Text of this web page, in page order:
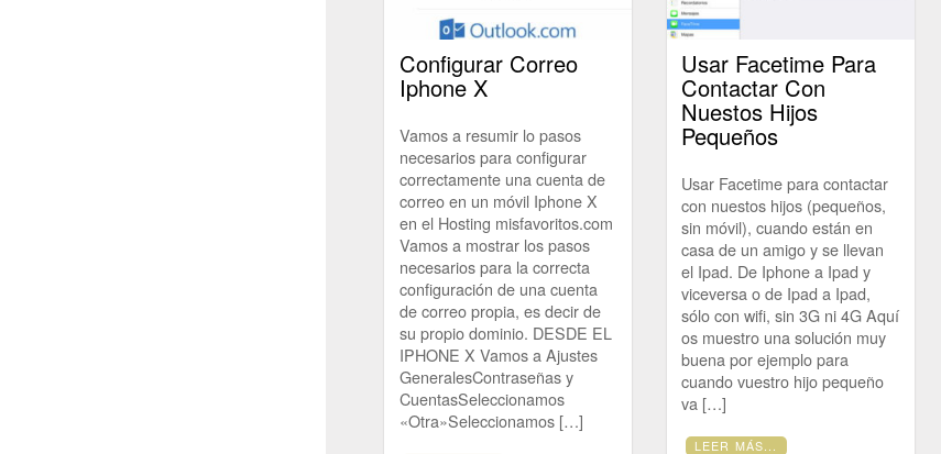
Configurar Correo
Iphone X
Vamos a resumir lo pasos
necesarios para configurar
correctamente una cuenta de
correo en un móvil Iphone X
en el Hosting misfavoritos.com
Vamos a mostrar los pasos
necesarios para la correcta
configuración de una cuenta
de correo propia, es decir de
su propio dominio. DESDE EL
IPHONE X Vamos a Ajustes
GeneralesContraseñas y
CuentasSeleccionamos
«Otra»Seleccionamos […]
Usar Facetime Para
Contactar Con
Nuestos Hijos
Pequeños
Usar Facetime para contactar
con nuestos hijos (pequeños,
sin móvil), cuando están en
casa de un amigo y se llevan
el Ipad. De Iphone a Ipad y
viceversa o de Ipad a Ipad,
sólo con wifi, sin 3G ni 4G Aquí
os muestro una solución muy
buena por ejemplo para
cuando vuestro hijo pequeño
va […]
LEER MÁS...